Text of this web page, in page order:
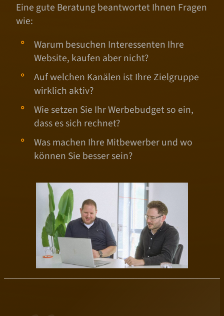
Eine gute Beratung beantwortet Ihnen Fragen
wie:
Warum besuchen Interessenten Ihre
Website, kaufen aber nicht?
Auf welchen Kanälen ist Ihre Zielgruppe
wirklich aktiv?
Wie setzen Sie Ihr Werbebudget so ein,
dass es sich rechnet?
Was machen Ihre Mitbewerber und wo
können Sie besser sein?